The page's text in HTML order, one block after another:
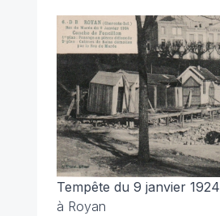
Tempête du 9 janvier 1924
à Royan